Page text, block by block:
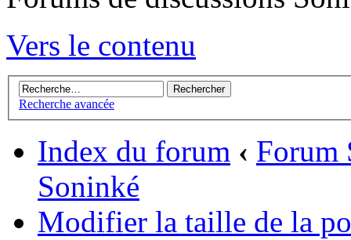
Vers le contenu
Recherche avancée
Index du forum ‹ Forum
Soninké
Modifier la taille de la